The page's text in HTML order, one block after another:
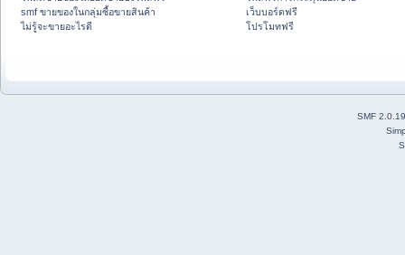
smf ขายของในกลุ่มซื้อขายสินค้า
ไม่รู้จะขายอะไรดี
เว็บบอร์ดฟรี
โปรโมทฟรี
SMF 2.0.19